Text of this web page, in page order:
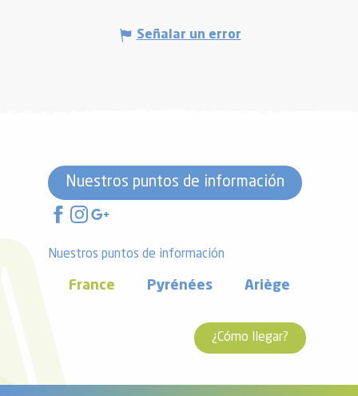
Señalar un error
Nuestros puntos de información
Nuestros puntos de información
France Pyrénées Ariège
¿Cómo llegar?